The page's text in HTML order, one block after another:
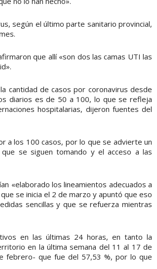
según el último parte sanitario provincial,
que allí «son dos las camas UTI las
cantidad de casos por coronavirus desde
diarios es de 50 a 100, lo que se refleja
hospitalarias, dijeron fuentes del
a los 100 casos, por lo que se advierte un
se siguen tomando y el acceso a las
«elaborado los lineamientos adecuados a
se inicia el 2 de marzo y apuntó que eso
sencillas y que se refuerza mientras
en las últimas 24 horas, en tanto la
en la última semana del 11 al 17 de
febrero- que fue del 57,53 %, por lo que